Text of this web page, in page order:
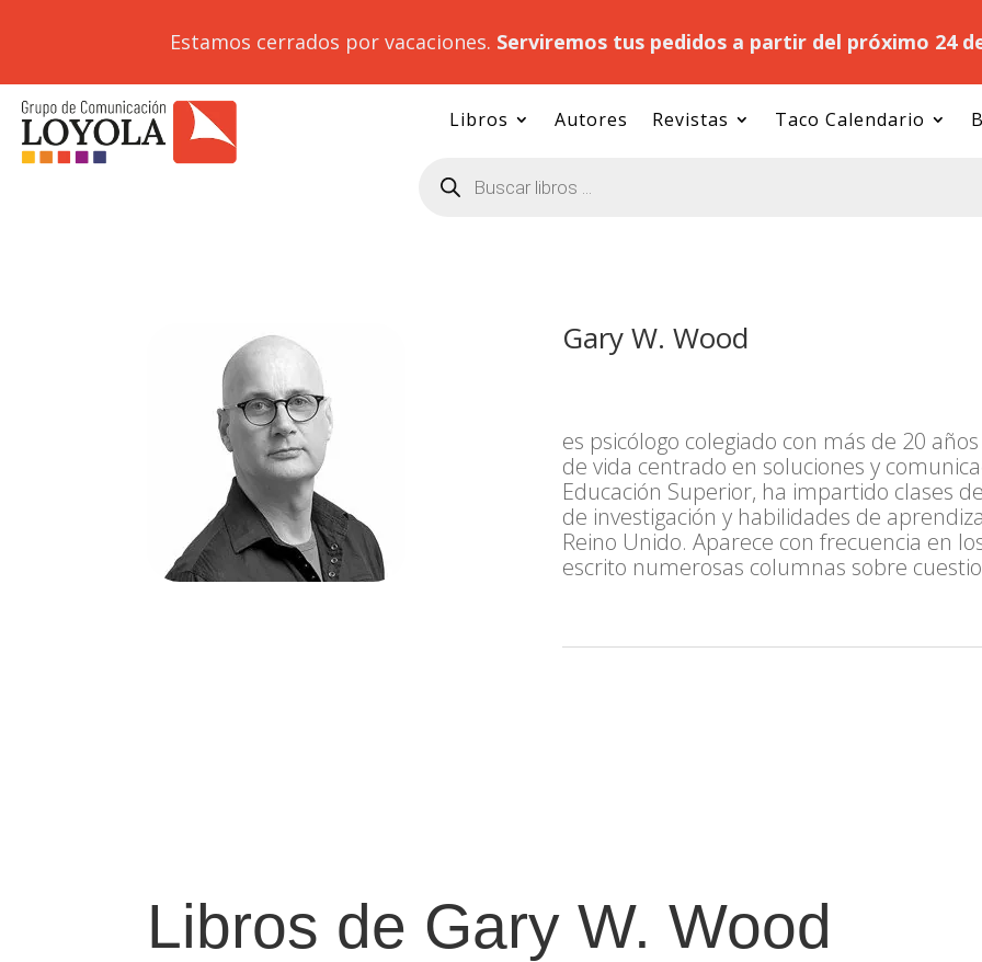
Estamos cerrados por vacaciones. Serviremos tus pedidos a partir del próximo 24
Libros Autores Revistas Taco Calendario
productos
Gary W. Wood
es psicólogo colegiado con más de 20
de vida centrado en soluciones y
Educación Superior, ha impartido clases
de investigación y habilidades de
Reino Unido. Aparece con frecuencia en
escrito numerosas columnas sobre
Libros de Gary W. Wood